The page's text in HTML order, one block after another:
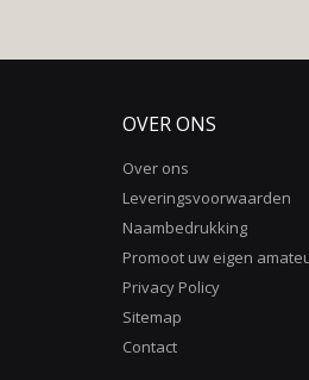
OVER ONS
Over ons
Leveringsvoorwaarden
Naambedrukking
Promoot uw eigen
Privacy Policy
Sitemap
Contact